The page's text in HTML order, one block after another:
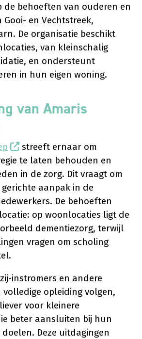
de behoeften van ouderen en
en Vechtstreek,
De organisatie beschikt
van kleinschalig
en ondersteunt
in hun eigen woning.
van Amaris
streeft ernaar om
te laten behouden en
in de zorg. Dit vraagt om
aanpak in de
De behoeften
op woonlocaties ligt de
dementiezorg, terwijl
vragen om scholing
instromers en andere
opleiding volgen,
voor kleinere
beter aansluiten bij hun
Deze uitdagingen